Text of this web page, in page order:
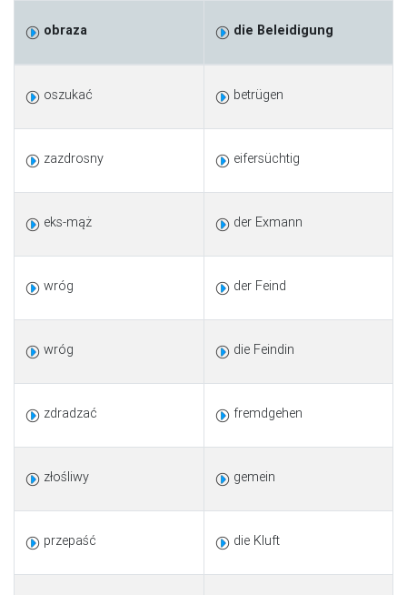
obraza die Beleidigung
oszukać betrügen
zazdrosny eifersüchtig
eks-mąż der Exmann
wróg der Feind
wróg die Feindin
zdradzać fremdgehen
złośliwy gemein
przepaść die Kluft